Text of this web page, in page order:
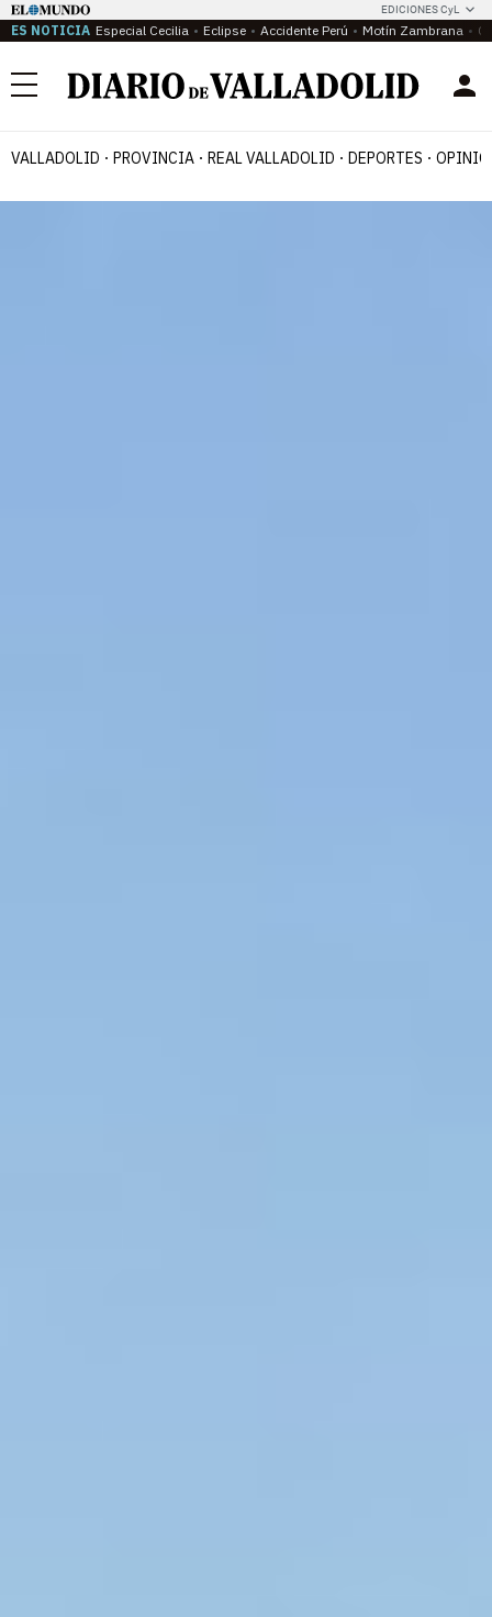
EDICIONES CyL
ES NOTICIA Especial Cecilia Eclipse Accidente Perú Motín Zambrana
Menú
VALLADOLID PROVINCIA REAL VALLADOLID DEPORTES